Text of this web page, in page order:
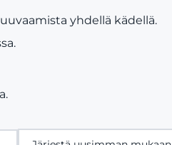
yhdellä kädellä.